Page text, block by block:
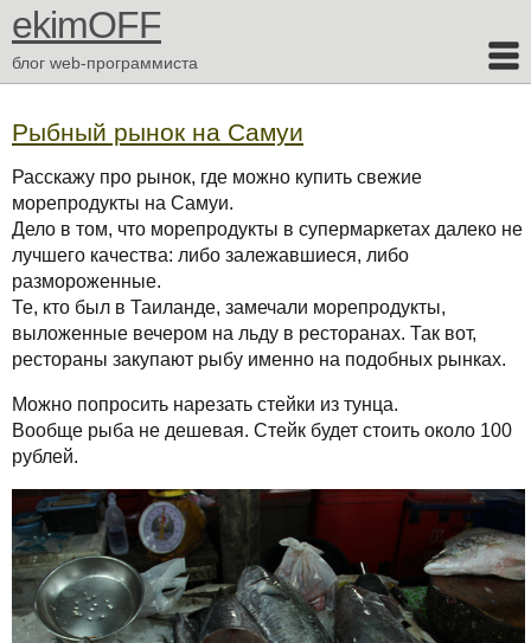
ekimOFF
блог web-программиста
Рыбный рынок на Самуи
Расскажу про рынок, где можно купить свежие
морепродукты на Самуи.
Дело в том, что морепродукты в супермаркетах далеко не
лучшего качества: либо залежавшиеся, либо
размороженные.
Те, кто был в Таиланде, замечали морепродукты,
выложенные вечером на льду в ресторанах. Так вот,
рестораны закупают рыбу именно на подобных рынках.
Можно попросить нарезать стейки из тунца.
Вообще рыба не дешевая. Стейк будет стоить около 100
рублей.